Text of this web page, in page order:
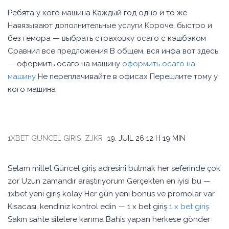
Ребята у кого машина Каждый год одно и то же
Навязывают дополнительные услуги Короче, быстро и
без гемора — выбрать страховку осаго с кэшбэком
Сравнил все предложения В общем, вся инфа вот здесь
— оформить осаго на машину оформить осаго на
машину Не переплачивайте в офисах Перешлите тому у
кого машина
1XBET GUNCEL GIRIS_ZJKR 19. JUIL 26 12 H 19 MIN
Selam millet Güncel giriş adresini bulmak her seferinde çok
zor Uzun zamandır araştırıyorum Gerçekten en iyisi bu —
1xbet yeni giriş kolay Her gün yeni bonus ve promolar var
Kısacası, kendiniz kontrol edin — 1 x bet giriş 1 x bet giriş
Sakın sahte sitelere kanma Bahis yapan herkese gönder